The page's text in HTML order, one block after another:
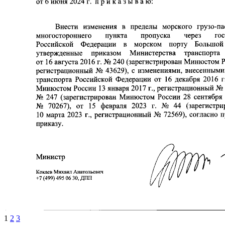
1 2 3